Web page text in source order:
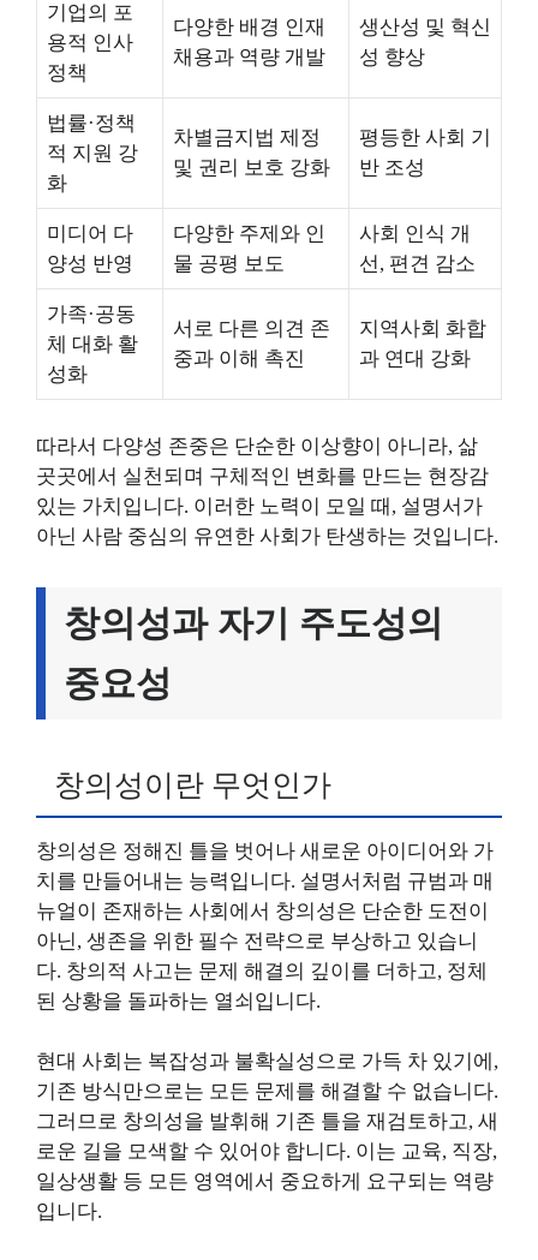
기업의 포
용적 인사
정책
다양한 배경 인재
채용과 역량 개발
생산성 및 혁신
성 향상
법률·정책
적 지원 강
화
차별금지법 제정
및 권리 보호 강화
평등한 사회 기
반 조성
미디어 다
양성 반영
다양한 주제와 인
물 공평 보도
사회 인식 개
선, 편견 감소
가족·공동
체 대화 활
성화
서로 다른 의견 존
중과 이해 촉진
지역사회 화합
과 연대 강화
따라서 다양성 존중은 단순한 이상향이 아니라, 삶
곳곳에서 실천되며 구체적인 변화를 만드는 현장감
있는 가치입니다. 이러한 노력이 모일 때, 설명서가
아닌 사람 중심의 유연한 사회가 탄생하는 것입니다.
창의성과 자기 주도성의
중요성
창의성이란 무엇인가
창의성은 정해진 틀을 벗어나 새로운 아이디어와 가
치를 만들어내는 능력입니다. 설명서처럼 규범과 매
뉴얼이 존재하는 사회에서 창의성은 단순한 도전이
아닌, 생존을 위한 필수 전략으로 부상하고 있습니
다. 창의적 사고는 문제 해결의 깊이를 더하고, 정체
된 상황을 돌파하는 열쇠입니다.
현대 사회는 복잡성과 불확실성으로 가득 차 있기에,
기존 방식만으로는 모든 문제를 해결할 수 없습니다.
그러므로 창의성을 발휘해 기존 틀을 재검토하고, 새
로운 길을 모색할 수 있어야 합니다. 이는 교육, 직장,
일상생활 등 모든 영역에서 중요하게 요구되는 역량
입니다.